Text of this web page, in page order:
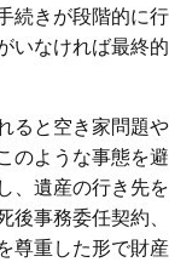
続きが段階的に行
いなければ最終的
ると空き家問題や
のような事態を避
、遺産の行き先を
事務委任契約、
尊重した形で財産